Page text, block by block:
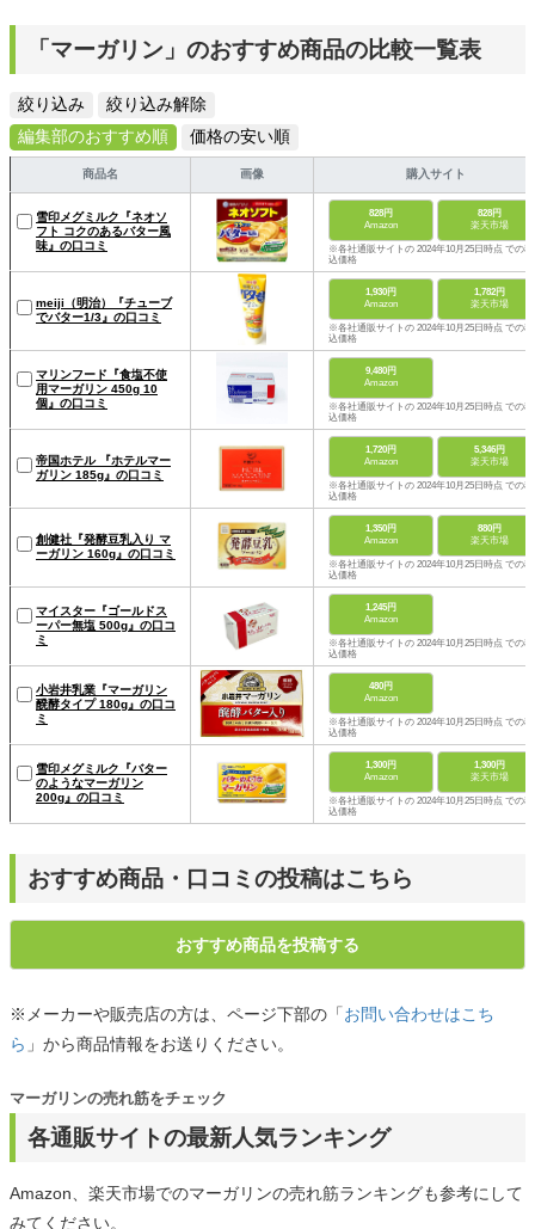
「マーガリン」のおすすめ商品の比較一覧表
絞り込み
絞り込み解除
編集部のおすすめ順
価格の安い順
商品名 画像 購入サイト
雪印メグミルク『ネオソ
フト コクのあるバター風
味』の口コミ
828円
Amazon
828円
楽天市場
※各社通販サイトの 2024年10月25日時点 での税
込価格
meiji（明治）『チューブ
でバター1/3』の口コミ
1,930円
Amazon
1,782円
楽天市場
※各社通販サイトの 2024年10月25日時点 での税
込価格
マリンフード『食塩不使
用マーガリン 450g 10
個』の口コミ
9,480円
Amazon
※各社通販サイトの 2024年10月25日時点 での税
込価格
帝国ホテル 『ホテルマー
ガリン 185g』の口コミ
1,720円
Amazon
5,346円
楽天市場
※各社通販サイトの 2024年10月25日時点 での税
込価格
創健社『発酵豆乳入り マ
ーガリン 160g』の口コミ
1,350円
Amazon
880円
楽天市場
※各社通販サイトの 2024年10月25日時点 での税
込価格
マイスター『ゴールドス
ーパー無塩 500g』の口コ
ミ
1,245円
Amazon
※各社通販サイトの 2024年10月25日時点 での税
込価格
小岩井乳業『マーガリン
醗酵タイプ 180g』の口コ
ミ
480円
Amazon
※各社通販サイトの 2024年10月25日時点 での税
込価格
雪印メグミルク『バター
のようなマーガリン
200g』の口コミ
1,300円
Amazon
1,300円
楽天市場
※各社通販サイトの 2024年10月25日時点 での税
込価格
おすすめ商品・口コミの投稿はこちら
おすすめ商品を投稿する
※メーカーや販売店の方は、ページ下部の「お問い合わせはこち
ら 」から商品情報をお送りください。
各通販サイトの最新人気ランキング
マーガリンの売れ筋をチェック
Amazon、楽天市場でのマーガリンの売れ筋ランキングも参考にして
みてください。